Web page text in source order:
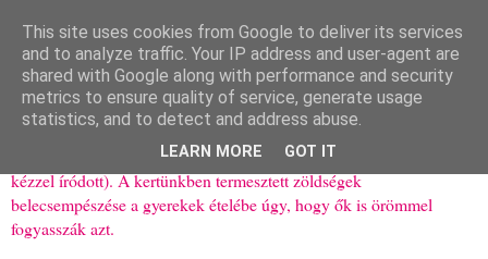
Ízőrző
Kisgyerekes család kipróbált, többnyire egészséges ételeket
bemutató receptjei a mindennapokra (mert a papírfecniket folyton
elhagyom) és gyerekeimnek ajándékba (mint régen, csak ez nem
kézzel íródott). A kertünkben termesztett zöldségek
belecsempészése a gyerekek ételébe úgy, hogy ők is örömmel
fogyasszák azt.
This site uses cookies from Google to deliver its services
and to analyze traffic. Your IP address and user-agent are
shared with Google along with performance and security
metrics to ensure quality of service, generate usage
statistics, and to detect and address abuse.
LEARN MORE GOT IT